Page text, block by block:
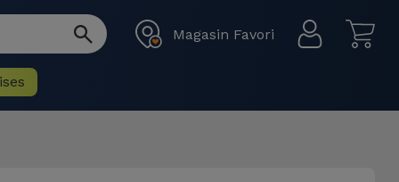
Magasin Favori